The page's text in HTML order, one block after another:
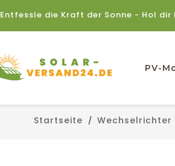
Entfessle die Kraft der Sonne - Hol dir
PV-
Startseite Wechselrichter